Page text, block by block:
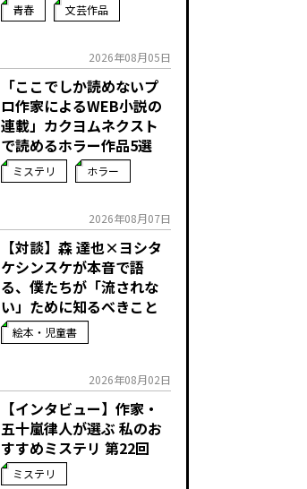
青春 文芸作品
2026年08月05日
「ここでしか読めないプ
ロ作家によるWEB小説の
連載」――カクヨムネクスト
で読めるホラー作品5選
ミステリ ホラー
2026年08月07日
【対談】森 達也×ヨシタ
ケシンスケが本音で語
る、僕たちが「流されな
い」ために知るべきこと
絵本・児童書
2026年08月02日
【インタビュー】作家・
五十嵐律人が選ぶ 私のお
すすめミステリ 第22回
ミステリ